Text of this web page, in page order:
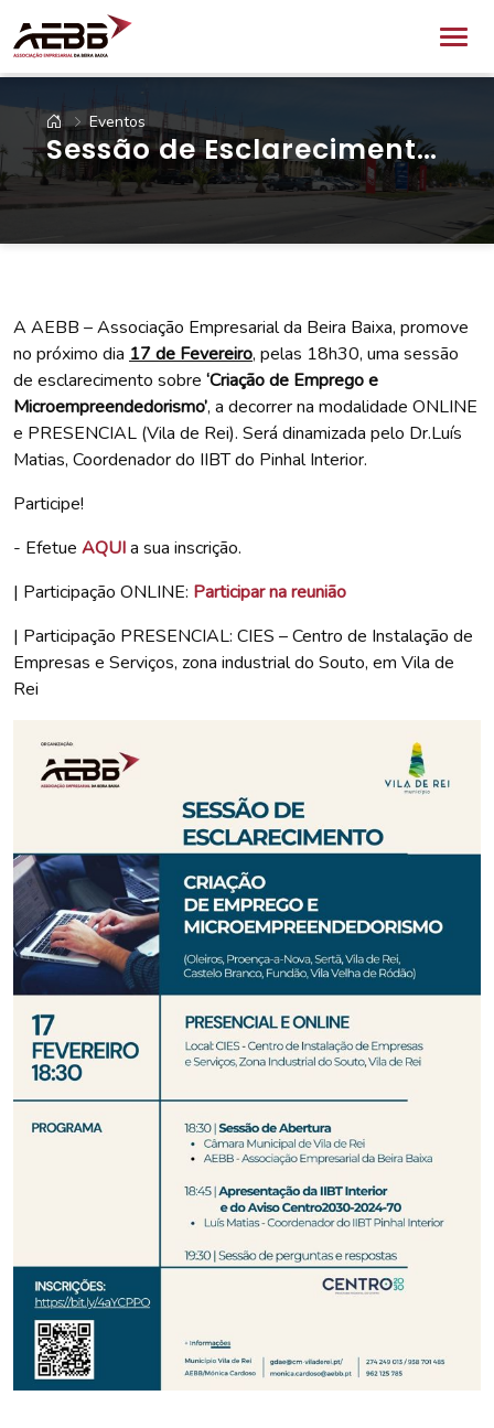
Eventos
Sessão de Esclarecimento
'Criação de Emprego e
Microempreendedorismo'
A AEBB – Associação Empresarial da Beira Baixa, promove
no próximo dia 17 de Fevereiro, pelas 18h30, uma sessão
de esclarecimento sobre ‘Criação de Emprego e
Microempreendedorismo’, a decorrer na modalidade ONLINE
e PRESENCIAL (Vila de Rei). Será dinamizada pelo Dr.Luís
Matias, Coordenador do IIBT do Pinhal Interior.
Participe!
- Efetue AQUIa sua inscrição.
| Participação ONLINE: Participar na reunião
| Participação PRESENCIAL: CIES – Centro de Instalação de
Empresas e Serviços, zona industrial do Souto, em Vila de
Rei